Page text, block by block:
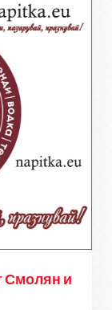
Смолян и